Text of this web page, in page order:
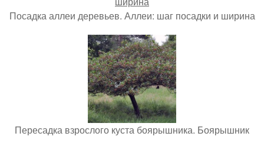
Посадка аллеи деревьев. Аллеи: шаг посадки и ширина
Пересадка взрослого куста боярышника. Боярышник